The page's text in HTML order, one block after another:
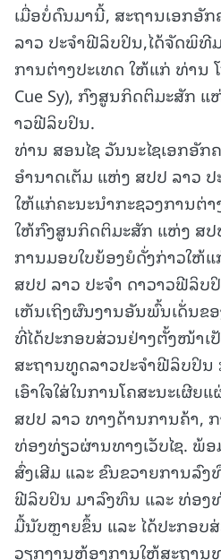
ເມື່ອບໍ່ດົນມານີ້, ສະຖານເອກອັ
ລາວ ປະຈຳຟີລິບປິນ,ໄດ້ຈັດພິທີ
ການຕ່າງປະເທດ ໃຫ້ແກ່ ທ່ານ ໂ
Cue Sy), ກົງສູນກິດຕິມະສັກ ແ
າວຟີລິບປິນ.
ທ່ານ ສອນໄຊ ວັນນະໄຊເອກອັ
ອໍານາດເຕັມ ແຫ່ງ ສປປ ລາວ
ໃຫ້ແກ່ຄະນະນໍາກະຊວງການຕ່
ໃຫ້ກົງສູນກິດຕິມະສັກ ແຫ່ງ ສປ
ການມອບໃບຍ້ອງຍໍດັ່ງກ່າວໃຫ້
ສປປ ລາວ ປະຈໍາ ດາວາວຟີລິບ
ເຫັນເຖິງຜົນງານອັນພົ້ນເດັ່ນຂ
ທີ່ໄດ້ປະກອບສ່ວນຢ່າງຕັ້ງໜ້າເ
ສະຖານທູດລາວປະຈໍາຟີລິບປິນ
ເອົາໃຈໃສ່ໃນການໂຄສະນະເຜີ
ສປປ ລາວ ທາງດ້ານການຄ້າ,
ທ່ອງທ່ຽວຜ່ານທາງເວັບໄຊ. ພ້
ສົ່ງເສີມ ແລະ ຂົນຂວາຍການລົ
ຟີລິບປິນ ມາລົງທຶນ ແລະ ທ່ອງ
ມື້ນັບຫຼາຍຂຶ້ນ ແລະ ໄດ້ປະກອບ
ວຽກງານຫ້ອງການໃຫ້ສະຖານ